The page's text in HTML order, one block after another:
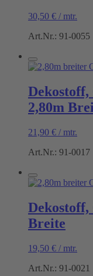
30,50 € / mtr.
Art.Nr.: 91-0055
2,80m
21,90 € / mtr.
Art.Nr.: 91-0017
Dekostoff,
Breite
19,50 € / mtr.
Art.Nr.: 91-0021